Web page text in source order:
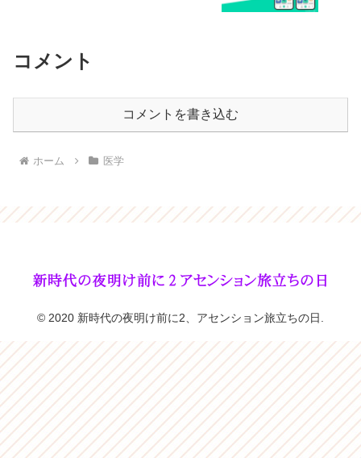
コメント
コメントを書き込む
ホーム 医学
© 2020 新時代の夜明け前に2、アセンション旅立ちの日.